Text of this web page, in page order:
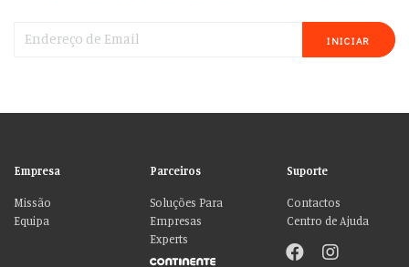
INICIAR
Empresa
Missão
Equipa
Parceiros
Soluções Para
Empresas
Experts
Suporte
Contactos
Centro de Ajuda